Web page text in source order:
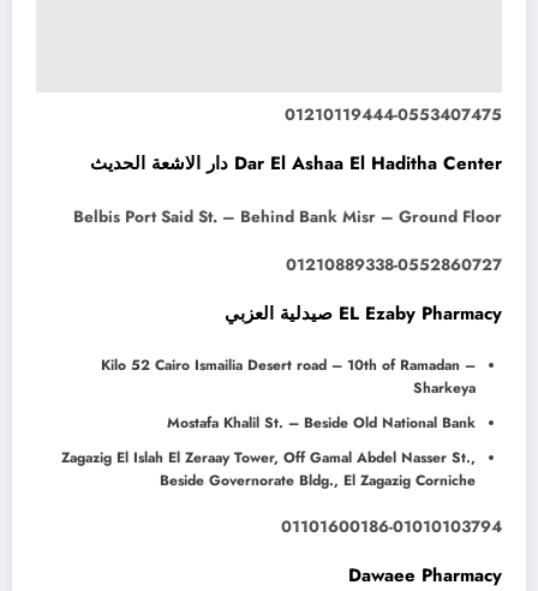
01210119444-0553407475
Dar El Ashaa El Haditha Center دار الاشعة الحديث
Belbis Port Said St. – Behind Bank Misr – Ground Floor
01210889338-0552860727
EL Ezaby Pharmacy صيدلية العزبي
Kilo 52 Cairo Ismailia Desert road – 10th of Ramadan –
Sharkeya
Mostafa Khalil St. – Beside Old National Bank
Zagazig El Islah El Zeraay Tower, Off Gamal Abdel Nasser St.,
Beside Governorate Bldg., El Zagazig Corniche
01101600186-01010103794
Dawaee Pharmacy